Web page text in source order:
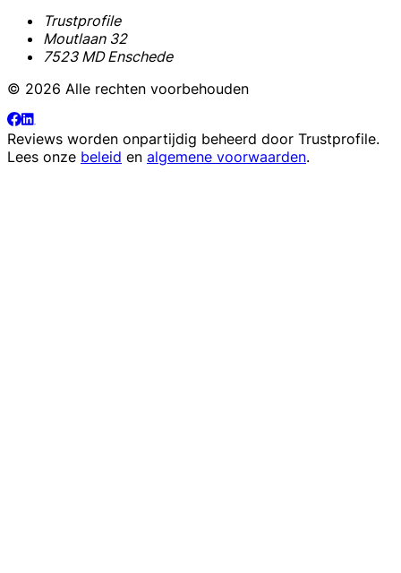
Trustprofile
Moutlaan 32
7523 MD Enschede
© 2026 Alle rechten voorbehouden
Reviews worden onpartijdig beheerd door Trustprofile.
Lees onze beleid en algemene voorwaarden.